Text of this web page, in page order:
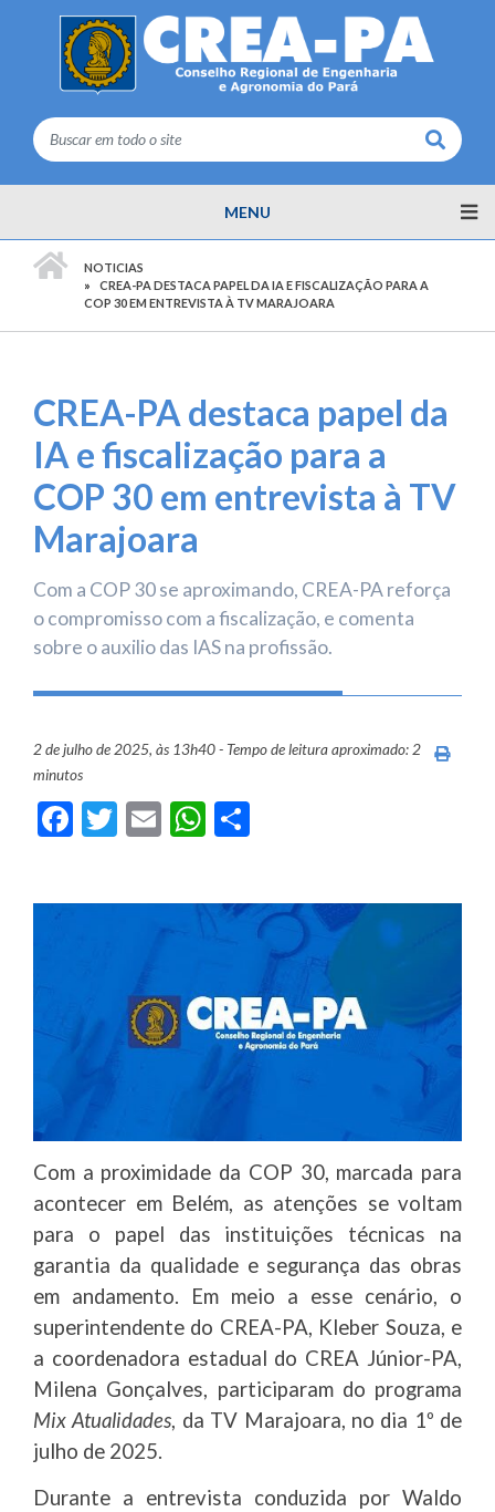
Buscar
MENU
NOTICIAS
CREA-PA DESTACA PAPEL DA IA E FISCALIZAÇÃO PARA A
COP 30 EM ENTREVISTA À TV MARAJOARA
CREA-PA destaca papel da
IA e fiscalização para a
COP 30 em entrevista à TV
Marajoara
Com a COP 30 se aproximando, CREA-PA reforça
o compromisso com a fiscalização, e comenta
sobre o auxilio das IAS na profissão.
2 de julho de 2025, às 13h40 - Tempo de leitura aproximado: 2
minutos
Facebook
Twitter
EmailWhatsApp
Com a proximidade da COP 30, marcada para
acontecer em Belém, as atenções se voltam
para o papel das instituições técnicas na
garantia da qualidade e segurança das obras
em andamento. Em meio a esse cenário, o
superintendente do CREA-PA, Kleber Souza, e
a coordenadora estadual do CREA Júnior-PA,
Milena Gonçalves, participaram do programa
Mix Atualidades, da TV Marajoara, no dia 1º de
julho de 2025.
Durante a entrevista conduzida por Waldo